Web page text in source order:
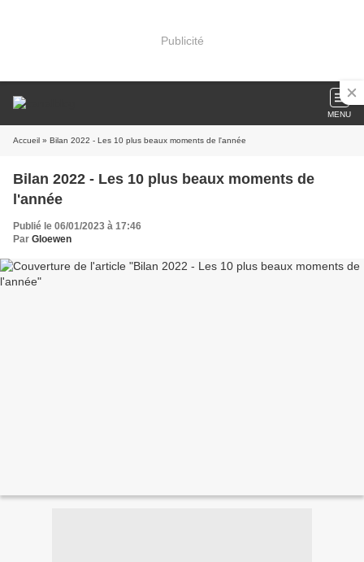
Publicité
MENU
Accueil » Bilan 2022 - Les 10 plus beaux moments de l'année
Bilan 2022 - Les 10 plus beaux moments de
l'année
Publié le 06/01/2023 à 17:46
Par Gloewen